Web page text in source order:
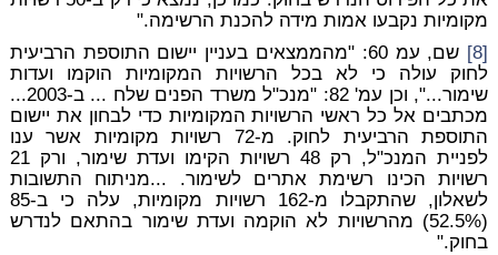
מקומיות נקבעו אמות מידה להכנת הרשימה."
[8]
שם, עמ 60: "מהממצאים בעניין יישום התוספת הרביעית
לחוק עולה כי לא בכל הרשויות המקומיות הוקמו ועדות
שימור...", וכן עמ' 82: "מנכ"ל משרד הפנים שלח ... ב-2003...
מכתבים אל כל ראשי הרשויות המקומיות כדי לבחון את יישום
התוספת הרביעית לחוק. מ-72 רשויות מקומיות אשר ענו
לפניית המנכ"ל, רק 48 רשויות הקימו ועדת שימור, ורק 21
רשויות הכינו רשימת אתרים לשימור. ...מניתוח התשובות
לשאלון, שהתקבלו מ-162 רשויות מקומיות, עלה כי ב-85
(52.5%) מהרשויות לא הוקמה ועדת שימור בהתאם לנדרש
בחוק."